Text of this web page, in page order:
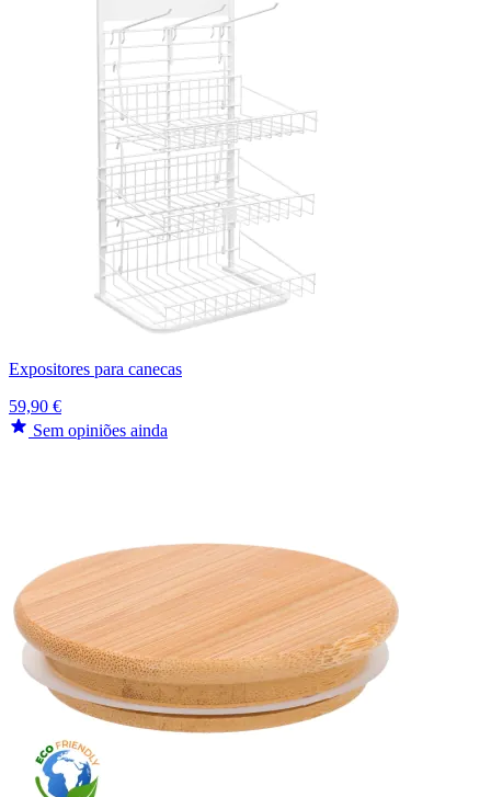
Expositores para canecas
59,90 €
Sem opiniões ainda